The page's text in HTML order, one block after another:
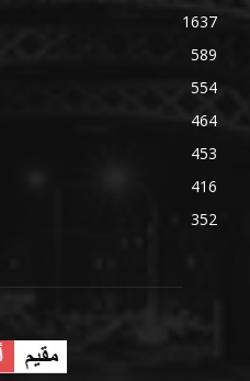
1637
589
554
464
453
416
352